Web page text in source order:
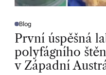
P
O
E
D
I
N
Blog
První úspěšná
polyfágního
v Západní